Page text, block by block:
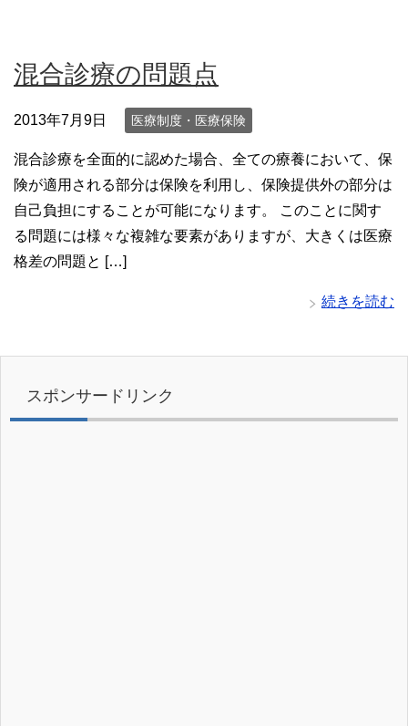
混合診療の問題点
2013年7月9日 医療制度・医療保険
混合診療を全面的に認めた場合、全ての療養において、保
険が適用される部分は保険を利用し、保険提供外の部分は
自己負担にすることが可能になります。 このことに関す
る問題には様々な複雑な要素がありますが、大きくは医療
格差の問題と […]
続きを読む
スポンサードリンク